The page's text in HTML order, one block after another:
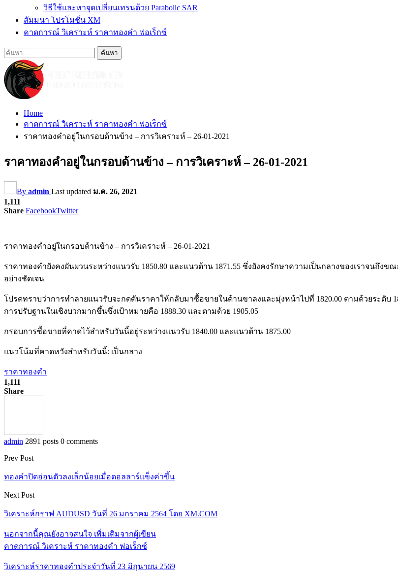
วิธีใช้และหาจุดเปลี่ยนเทรนด้วย Parabolic SAR
สัมมนา โปรโมชั่น XM
คาดการณ์ วิเคราะห์ ราคาทองคำ ฟอเร็กซ์
Home
คาดการณ์ วิเคราะห์ ราคาทองคำ ฟอเร็กซ์
ราคาทองคำอยู่ในกรอบด้านข้าง – การวิเคราะห์ – 26-01-2021
ราคาทองคำอยู่ในกรอบด้านข้าง – การวิเคราะห์ – 26-01-2021
By admin Last updated ม.ค. 26, 2021
1,111
Share FacebookTwitter
ราคาทองคำอยู่ในกรอบด้านข้าง – การวิเคราะห์ – 26-01-2021
ราคาทองคำยังคงผันผวนระหว่างแนวรับ 1850.80 และแนวต้าน 1871.55 ซึ่งยังคงรักษาความเป็นกลางของเราจนถึ
อย่างชัดเจน
โปรดทราบว่าการทำลายแนวรับจะกดดันราคาให้กลับมาซื้อขายในด้านขาลงและมุ่งหน้าไปที่ 1820.00 ตามด้วยระดับ
การปรับฐานในเชิงบวกมากขึ้นซึ่งเป้าหมายคือ 1888.30 และตามด้วย 1905.05
กรอบการซื้อขายที่คาดไว้สำหรับวันนี้อยู่ระหว่างแนวรับ 1840.00 และแนวต้าน 1875.00
แนวโน้มที่คาดหวังสำหรับวันนี้: เป็นกลาง
ราคาทองคำ
1,111
Share
admin 2891 posts 0 comments
Prev Post
ทองคำปิดอ่อนตัวลงเล็กน้อยเมื่อดอลลาร์แข็งค่าขึ้น
Next Post
วิเคราะห์กราฟ AUDUSD วันที่ 26 มกราคม 2564 โดย XM.COM
นอกจากนี้คุณยังอาจสนใจ เพิ่มเติมจากผู้เขียน
คาดการณ์ วิเคราะห์ ราคาทองคำ ฟอเร็กซ์
วิเคราะห์ราคาทองคำประจำวันที่ 23 มิถุนายน 2569